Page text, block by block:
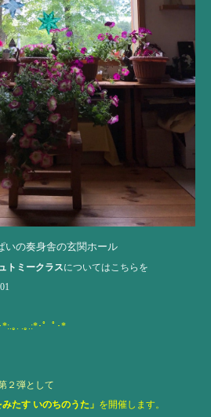
いの奏身舎の玄関ホール
トミークラスについてはこちらを
｡. .｡.:*･゜ﾟ･*
２弾として
みたす いのちのうた」 を開催します。